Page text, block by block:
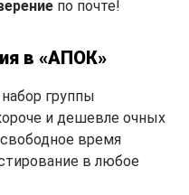
по почте!
в «АПОК»
группы
и дешевле очных
время
в любое